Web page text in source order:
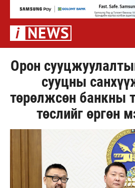
Орон
сууцны
төрөлжсөн банкны
төслийг өргөн